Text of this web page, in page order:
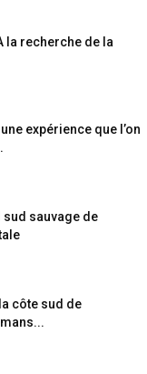
la recherche de la
expérience que l’on
sud sauvage de
côte sud de